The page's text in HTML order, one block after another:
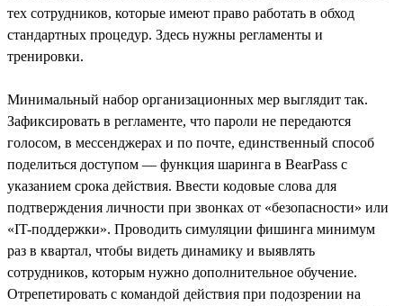
тех сотрудников, которые имеют право работать в обход
стандартных процедур. Здесь нужны регламенты и
тренировки.
Минимальный набор организационных мер выглядит так.
Зафиксировать в регламенте, что пароли не передаются
голосом, в мессенджерах и по почте, единственный способ
поделиться доступом — функция шаринга в BearPass с
указанием срока действия. Ввести кодовые слова для
подтверждения личности при звонках от «безопасности» или
«IT-поддержки». Проводить симуляции фишинга минимум
раз в квартал, чтобы видеть динамику и выявлять
сотрудников, которым нужно дополнительное обучение.
Отрепетировать с командой действия при подозрении на